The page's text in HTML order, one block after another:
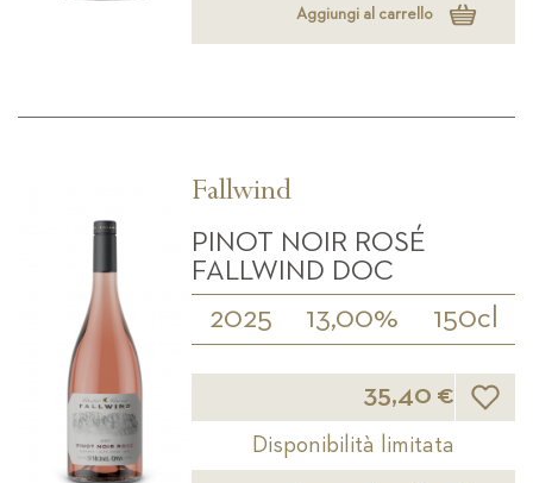
Aggiungi al carrello
Fallwind
PINOT NOIR ROSÉ
FALLWIND DOC
2025 13,00% 150cl
35,40 € Lista
Disponibilità limitata